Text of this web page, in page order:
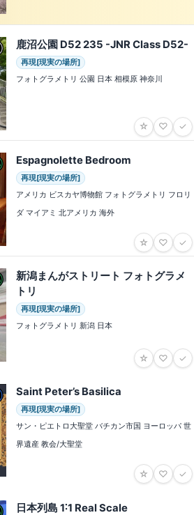
鹿沼公園 D52 235 -JNR Class D52-
再現[現実の場所]
フォトグラメトリ 公園 日本 相模原 神奈川
☆ ♡ ✓
Espagnolette Bedroom
再現[現実の場所]
アメリカ ビスカヤ博物館 フォトグラメトリ フロリ
ダ マイアミ 北アメリカ 海外
☆ ♡ ✓
新潟まんがストリート フォトグラメ
トリ
再現[現実の場所]
フォトグラメトリ 新潟 日本
☆ ♡ ✓
Saint Peter’s Basilica
再現[現実の場所]
サン・ピエトロ大聖堂 バチカン市国 ヨーロッパ 世
界遺産 教会/大聖堂
☆ ♡ ✓
日本列島 1˸1 Real Scale